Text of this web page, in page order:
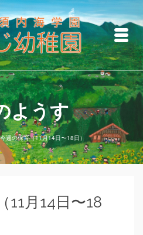
ようす
今週の保育（11月14日〜18日）
11月14日〜18